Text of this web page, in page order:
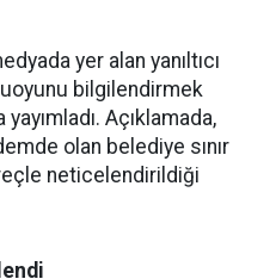
yer alan yanıltıcı
bilgilendirmek
yayımladı. Açıklamada,
olan belediye sınır
neticelendirildiği